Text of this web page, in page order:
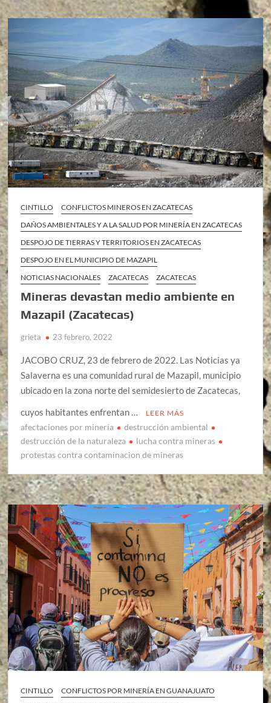
CINTILLO
CONFLICTOS MINEROS EN ZACATECAS
DAÑOS AMBIENTALES Y A LA SALUD POR MINERÍA EN ZACATECAS
DESPOJO DE TIERRAS Y TERRITORIOS EN ZACATECAS
DESPOJO EN EL MUNICIPIO DE MAZAPIL
NOTICIAS NACIONALES
ZACATECAS ZACATECAS
Mineras devastan medio ambiente en
Mazapil (Zacatecas)
grieta 23 febrero, 2022
JACOBO CRUZ, 23 de febrero de 2022. Las Noticias ya
Salaverna es una comunidad rural de Mazapil, municipio
ubicado en la zona norte del semidesierto de Zacatecas,
cuyos habitantes enfrentan …
LEER MÁS
afectaciones por minería
destrucción ambiental
destrucción de la naturaleza
lucha contra mineras
protestas contra contaminacion de mineras
CINTILLO
CONFLICTOS POR MINERÍA EN GUANAJUATO